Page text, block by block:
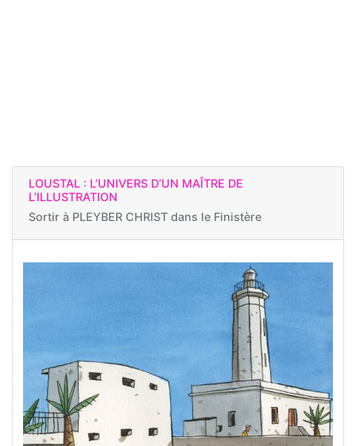
LOUSTAL : L’UNIVERS D’UN MAÎTRE DE
L’ILLUSTRATION
Sortir à PLEYBER CHRIST dans le Finistère